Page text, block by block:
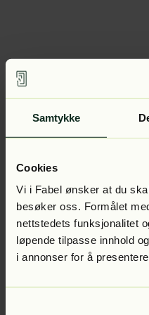
Samtykke
Cookies
Vi i Fabel ønsker at du
besøker oss. Formålet
nettstedets funksjonalitet
løpende tilpasse innhold
i annonser for å